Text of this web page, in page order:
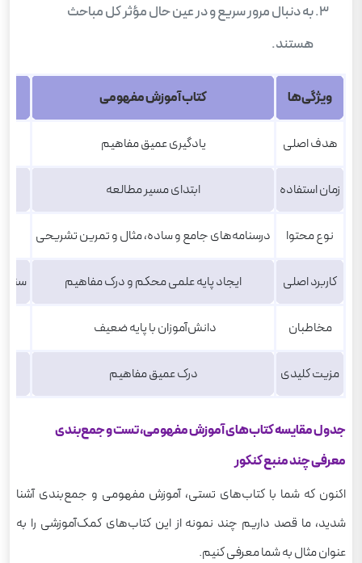
به دنبال مرور سریع و در عین حال مؤثر کل مباحث
هستند.
ویژگی‌ها کتاب آموزش مفهومی
هدف اصلی یادگیری عمیق مفاهیم
زمان استفاده ابتدای مسیر مطالعه
نوع محتوا درسنامه‌های جامع و ساده، مثال و تمرین تشریحی
کاربرد اصلی ایجاد پایه‌ علمی محکم و درک مفاهیم
مخاطبان دانش‌آموزان با پایه ضعیف
مزیت کلیدی درک عمیق مفاهیم
جدول مقایسه کتاب‌های آموزش مفهومی، تست و جمع‌بندی
معرفی چند منبع کنکور
اکنون که شما با کتاب‌های تستی، آموزش مفهومی و جمع‌بندی آشنا
شدید، ما قصد داریم چند نمونه از این کتاب‌های کمک‌آموزشی را به
عنوان مثال به شما معرفی کنیم.